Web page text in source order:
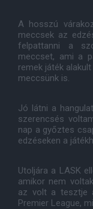
A hosszú
meccsek az
felpattanni a
meccset, ami a
remek játék
meccsünk is.
Jó látni a
szerencsés
nap a győztes
edzéseken a
Utoljára a LASK
amikor nem
az volt a tesztje
Premier League,